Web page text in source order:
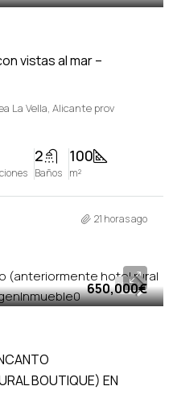
vistas al mar –
La Vella, Alicante prov
2
Baños
100
m²
21 horas ago
VENTA
BOUTIQUE) EN
650,000€